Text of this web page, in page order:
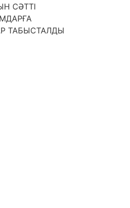
СӘТТІ
ТАБЫСТАЛДЫ